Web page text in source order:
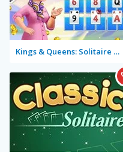
Kings & Queens: Solitaire Tripeaks